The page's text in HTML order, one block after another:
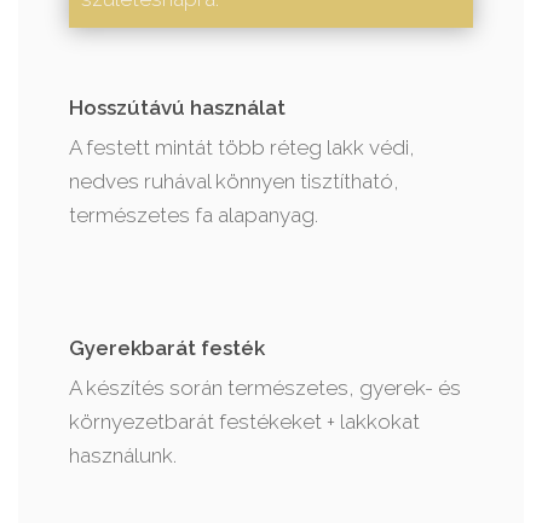
Hosszútávú használat
A festett mintát több réteg lakk védi,
nedves ruhával könnyen tisztítható,
természetes fa alapanyag.
Gyerekbarát festék
A készítés során természetes, gyerek- és
környezetbarát festékeket + lakkokat
használunk.